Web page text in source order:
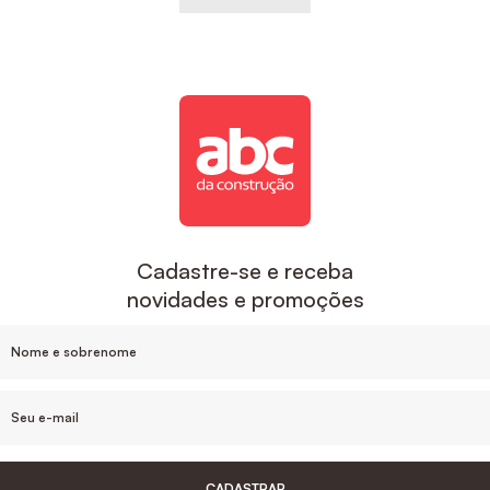
Cadastre-se e receba
novidades e promoções